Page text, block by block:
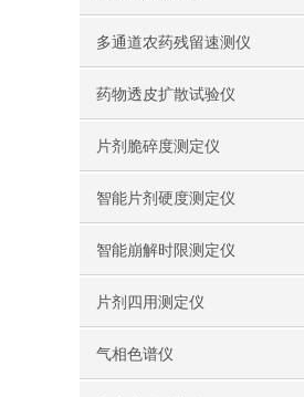
多通道农药残留速测仪
药物透皮扩散试验仪
片剂脆碎度测定仪
智能片剂硬度测定仪
智能崩解时限测定仪
片剂四用测定仪
气相色谱仪